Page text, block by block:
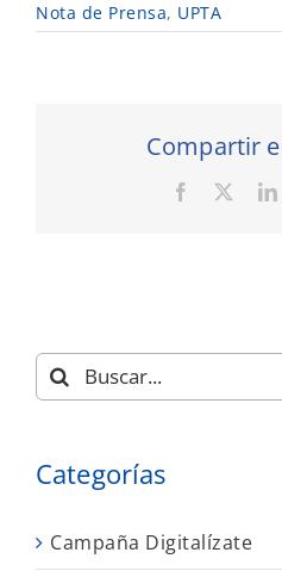
Nota de Prensa, UPTA
Compartir
Facebook
Buscar:
Categorías
Campaña Digitalízate